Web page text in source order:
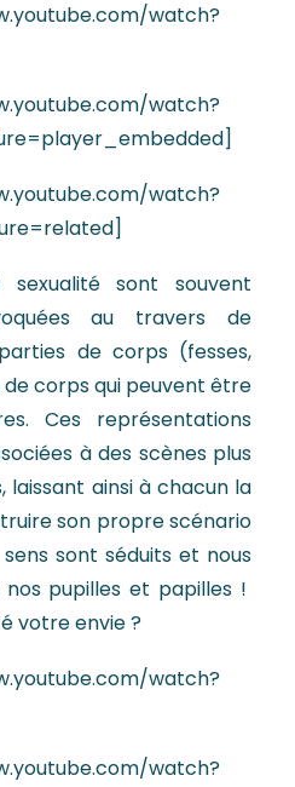
watch?
watch?
watch?
sont souvent
au travers de
de corps (fesses,
corps qui peuvent être
Ces représentations
à des scènes plus
laissant ainsi à chacun la
son propre scénario
sont séduits et nous
nos pupilles et papilles !
votre envie ?
watch?
watch?